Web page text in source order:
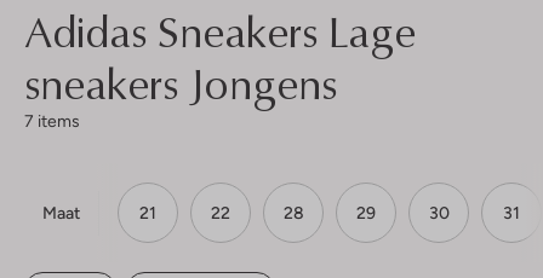
Adidas Sneakers Lage
sneakers Jongens
7 items
Maat 21 22 28 29 30 31